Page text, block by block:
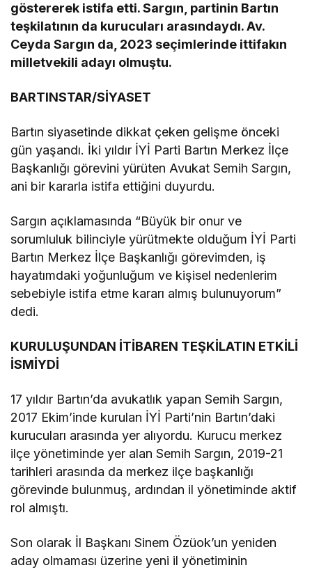
göstererek istifa etti. Sargın, partinin Bartın
teşkilatının da kurucuları arasındaydı. Av.
Ceyda Sargın da, 2023 seçimlerinde ittifakın
milletvekili adayı olmuştu.
BARTINSTAR/SİYASET
Bartın siyasetinde dikkat çeken gelişme önceki
gün yaşandı. İki yıldır İYİ Parti Bartın Merkez İlçe
Başkanlığı görevini yürüten Avukat Semih Sargın,
ani bir kararla istifa ettiğini duyurdu.
Sargın açıklamasında “Büyük bir onur ve
sorumluluk bilinciyle yürütmekte olduğum İYİ Parti
Bartın Merkez İlçe Başkanlığı görevimden, iş
hayatımdaki yoğunluğum ve kişisel nedenlerim
sebebiyle istifa etme kararı almış bulunuyorum”
dedi.
KURULUŞUNDAN İTİBAREN TEŞKİLATIN ETKİLİ
İSMİYDİ
17 yıldır Bartın’da avukatlık yapan Semih Sargın,
2017 Ekim’inde kurulan İYİ Parti’nin Bartın’daki
kurucuları arasında yer alıyordu. Kurucu merkez
ilçe yönetiminde yer alan Semih Sargın, 2019-21
tarihleri arasında da merkez ilçe başkanlığı
görevinde bulunmuş, ardından il yönetiminde aktif
rol almıştı.
Son olarak İl Başkanı Sinem Özüok’un yeniden
aday olmaması üzerine yeni il yönetiminin